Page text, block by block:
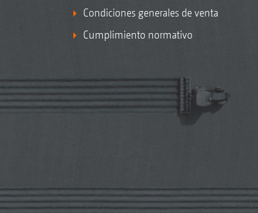
Condiciones generales de venta
Cumplimiento normativo